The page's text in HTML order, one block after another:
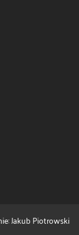
Jakub Piotrowski